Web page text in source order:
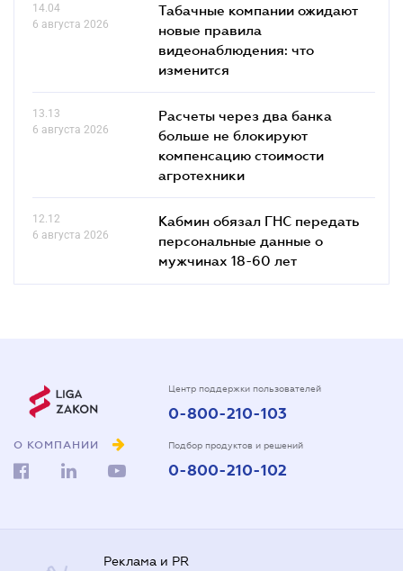
14.04
6 августа 2026
Табачные компании ожидают
новые правила
видеонаблюдения: что
изменится
13.13
6 августа 2026
Расчеты через два банка
больше не блокируют
компенсацию стоимости
агротехники
12.12
6 августа 2026
Кабмин обязал ГНС передать
персональные данные о
мужчинах 18-60 лет
О КОМПАНИИ
Центр поддержки пользователей
0-800-210-103
Подбор продуктов и решений
0-800-210-102
Реклама и PR